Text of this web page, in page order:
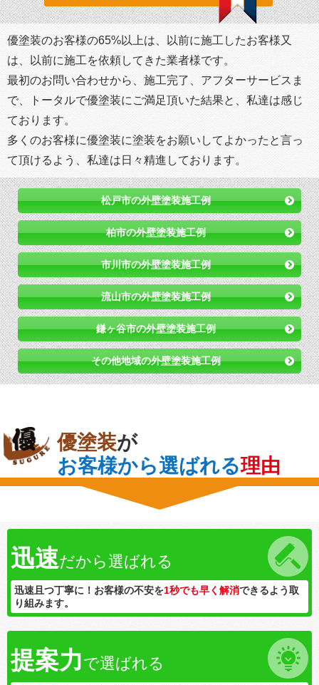
優塗装のお客様の65%以上は、以前に施工したお客様又
は、以前に施工を依頼してきた業者様です。
最初のお問い合わせから、施工完了、アフターサービスま
で、トータルで優塗装にご満足頂いた結果と、私達は感じ
ております。
多くのお客様に優塗装に塗装をお願いしてよかったと言っ
て頂けるよう、私達は日々精進しております。
松戸市の外壁塗装施工例
柏市の外壁塗装施工例
市川市の外壁塗装施工例
流山市の外壁塗装施工例
鎌ヶ谷市の外壁塗装施工例
その他地域の外壁塗装施工例
優塗装が
お客様から選ばれる理由
迅速だから選ばれる
迅速且つ丁寧に！お客様の不安を1秒でも早く解消できるよう取
り組みます。
提案力で選ばれる